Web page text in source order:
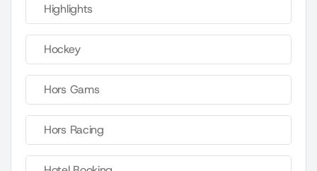
Highlights
Hockey
Hors Gams
Hors Racing